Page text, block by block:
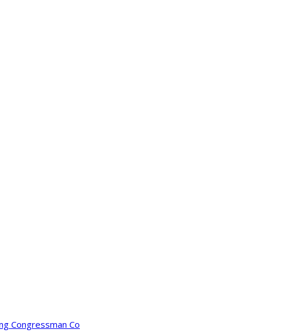
Congressman Co